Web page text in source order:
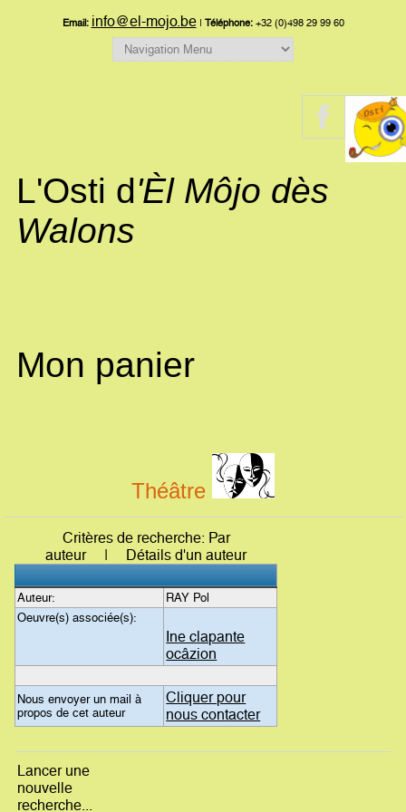
Email: info@el-mojo.be| Téléphone:+32 (0)498 29 99 60
L'Osti d'Èl Môjo dès
Walons
Mon panier
Théâtre
Critères de recherche: Par
auteur | Détails d'un auteur
Auteur:
RAY Pol
Oeuvre(s) associée(s):
Ine clapante
ocâzion
Nous envoyer un mail à
propos de cet auteur
Cliquer pour
nous contacter
Lancer une
nouvelle
recherche...